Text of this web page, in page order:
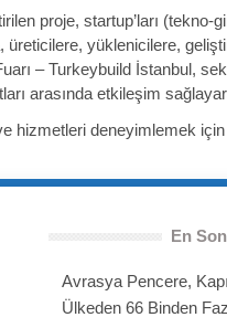
proje, startup’ları
yüklenicilere,
– Turkeybuild İstanbul,
arasında etkileşim
hizmetleri deneyimlemek
En
Avrasya Pencere,
Ülkeden 66 Binden